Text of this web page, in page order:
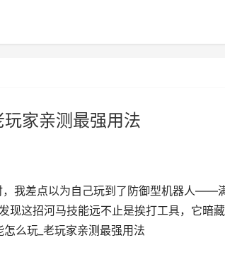
家亲测最强用法
我差点以为自己玩到了防御型机器人——
现这招河马技能远不止是挨打工具，它暗
么玩_老玩家亲测最强用法